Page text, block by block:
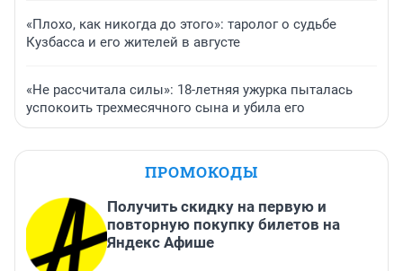
«Плохо, как никогда до этого»: таролог о судьбе
Кузбасса и его жителей в августе
«Не рассчитала силы»: 18-летняя ужурка пыталась
успокоить трехмесячного сына и убила его
ПРОМОКОДЫ
Получить скидку на первую и
повторную покупку билетов на
Яндекс Афише